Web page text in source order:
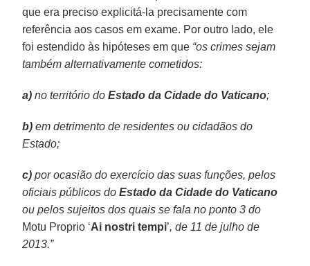
que era preciso explicitá-la precisamente com
referência aos casos em exame. Por outro lado, ele
foi estendido às hipóteses em que “os crimes sejam
também alternativamente cometidos:
a) no território doEstado da Cidade do Vaticano;
b) em detrimento de residentes ou cidadãos do
Estado;
c) por ocasião do exercício das suas funções, pelos
oficiais públicos doEstado da Cidade do Vaticano
ou pelos sujeitos dos quais se fala no ponto 3 do
Motu Proprio ‘Ai nostri tempi’, de 11 de julho de
2013.”